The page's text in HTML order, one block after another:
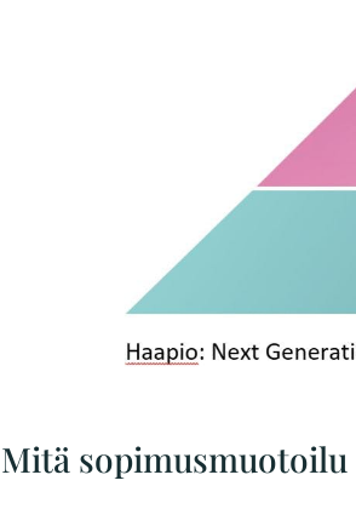
Mitä sopimusmuotoilu